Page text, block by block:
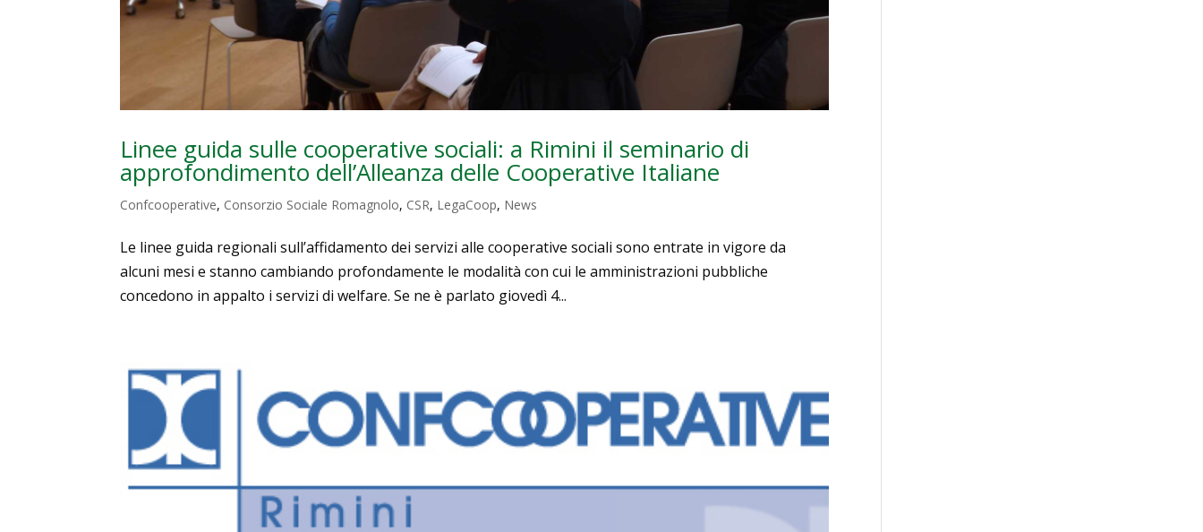
Linee guida sulle cooperative sociali: a Rimini il seminario di
approfondimento dell’Alleanza delle Cooperative Italiane
Confcooperative, Consorzio Sociale Romagnolo, CSR, LegaCoop, News
Le linee guida regionali sull’affidamento dei servizi alle cooperative sociali sono entrate in vigore da
alcuni mesi e stanno cambiando profondamente le modalità con cui le amministrazioni pubbliche
concedono in appalto i servizi di welfare. Se ne è parlato giovedì 4...